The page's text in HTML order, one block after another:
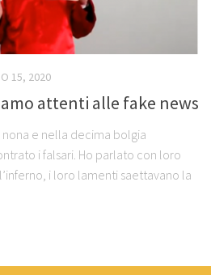
15, 2020
attenti alle fake news
e nella decima bolgia
i falsari. Ho parlato con loro
i loro lamenti saettavano la